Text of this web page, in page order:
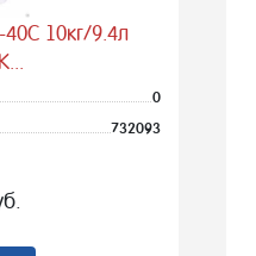
10кг/9.4л
0
732093